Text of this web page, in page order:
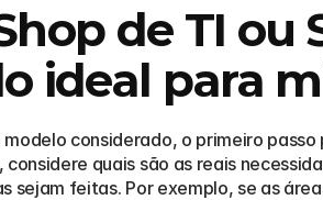
de TI ou
ideal para
considerado, o primeiro
quais são as reais
sejam feitas. Por exemplo, se as